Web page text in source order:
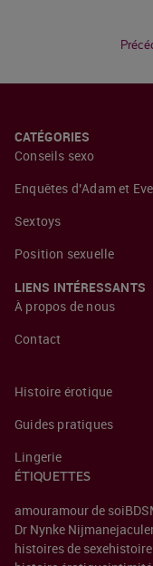
CATÉGORIES
Conseils sexo
Enquêtes d’Adam et Eve
Sextoys
Position sexuelle
LIENS INTÉRESSANTS
À propos de nous
Contact
Histoire érotique
Guides pratiques
Lingerie
ÉTIQUETTES
amouramour de soi
Dr Nynke Nijman
histoires de sexe